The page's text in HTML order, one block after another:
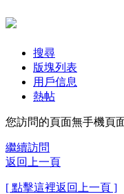
搜尋
版塊列表
用戶信息
熱帖
您訪問的頁面無手機頁
繼續訪問
返回上一頁
[ 點擊這裡返回上一頁 ]